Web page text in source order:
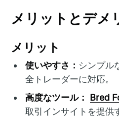
メリットとデメ
メリット
使いやすさ： シンプル
全トレーダーに対応。
高度なツール：
Bred
取引インサイトを提供